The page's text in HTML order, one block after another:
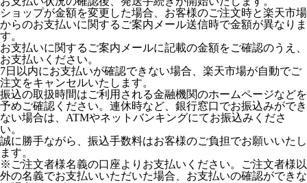
ショップが金額を変更した場合、お客様のご注文時と楽天市場
からのお支払いに関するご案内メール送信時で金額が異なりま
す。
お支払いに関するご案内メールに記載の金額をご確認のうえ、
お支払いください。
7日以内にお支払いが確認できない場合、楽天市場が自動でご
注文をキャンセルいたします。
振込の取扱時間はご利用される金融機関のホームページなどを
予めご確認ください。連休時など、銀行窓口でお振込みができ
ない場合は、ATMやネットバンキングにてお振込みくださ
い。
誠に勝手ながら、振込手数料はお客様のご負担でお願いいたし
ます。
※ご注文者様名義の口座よりお支払いください。ご注文者様以
外の名義でお支払いいただいた場合、お支払いの確認ができな